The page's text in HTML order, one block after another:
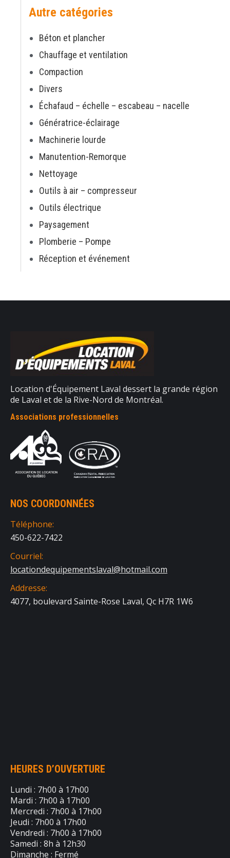
Autre catégories
Béton et plancher
Chauffage et ventilation
Compaction
Divers
Échafaud – échelle – escabeau – nacelle
Génératrice-éclairage
Machinerie lourde
Manutention-Remorque
Nettoyage
Outils à air – compresseur
Outils électrique
Paysagement
Plomberie – Pompe
Réception et événement
Location d'Équipement Laval dessert la grande région
de Laval et de la Rive-Nord de Montréal.
Associations professionnelles
NOS COORDONNÉES
Téléphone:
450-622-7422
Courriel:
locationdequipementslaval@hotmail.com
Addresse:
4077, boulevard Sainte-Rose Laval, Qc H7R 1W6
HEURES D’OUVERTURE
Lundi : 7h00 à 17h00
Mardi : 7h00 à 17h00
Mercredi : 7h00 à 17h00
Jeudi : 7h00 à 17h00
Vendredi : 7h00 à 17h00
Samedi : 8h à 12h30
Dimanche : Fermé